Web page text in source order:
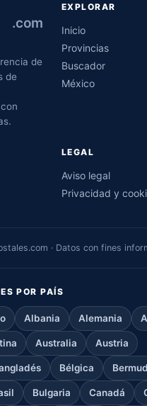
.com
de
de
EXPLORAR
Inicio
Provincias
Buscador
México
LEGAL
Aviso legal
Privacidad y
· Datos con fines
POR PAÍS
Albania Alemania
Australia Austria
Bélgica
Bulgaria Canadá